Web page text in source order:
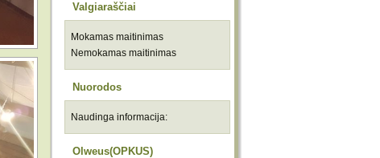
Valgiaraščiai
Mokamas maitinimas
Nemokamas maitinimas
Nuorodos
Naudinga informacija:
Olweus(OPKUS)